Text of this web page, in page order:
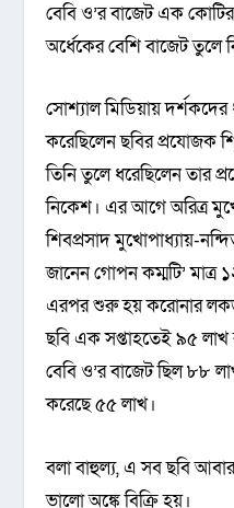
বেবি ও’র বাজেট এক
অর্ধেকের বেশি বাজেট তুলে
সোশ্যাল মিডিয়ায়
করেছিলেন ছবির প্রযোজক
তিনি তুলে ধরেছিলেন তার
নিকেশ। এর আগে অরিত্র
শিবপ্রসাদ মুখোপাধ্যায়-
জানেন গোপন কম্মটি’ মাত্র
এরপর শুরু হয় করোনার
ছবি এক সপ্তাহতেই ৯৫ লাখ
বেবি ও’র বাজেট ছিল ৮৮
করেছে ৫৫ লাখ।
বলা বাহুল্য, এ সব ছবি আবার
ভালো অঙ্কে বিক্রি হয়।